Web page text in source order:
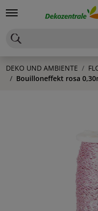
DEKO UND AMBIENTE
Bouilloneffekt rosa